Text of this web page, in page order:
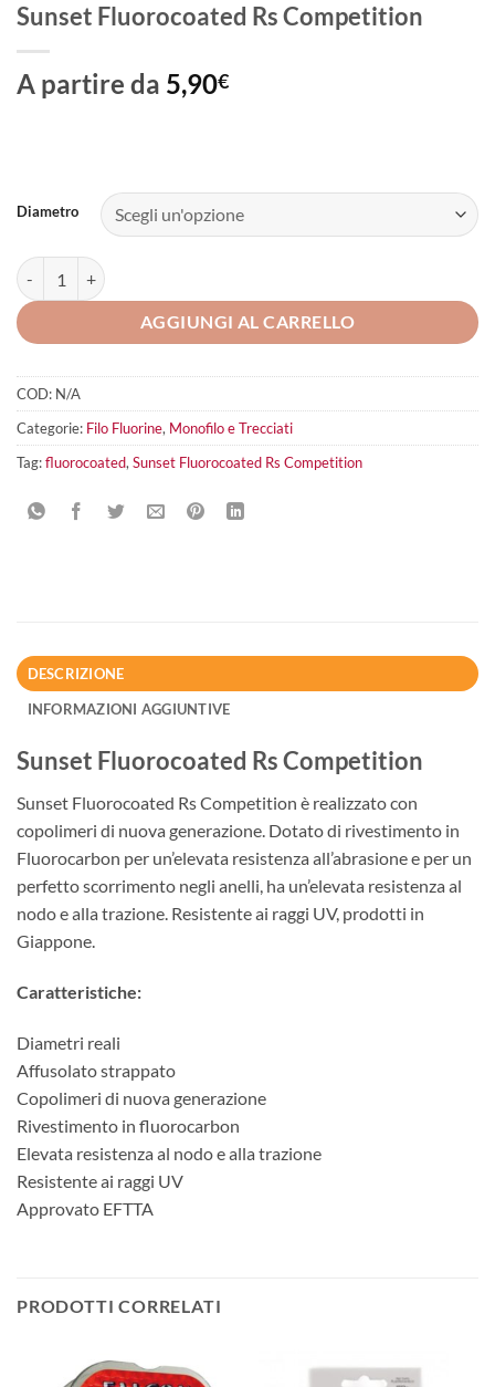
Sunset Fluorocoated Rs Competition
A partire da 5,90€
Diametro
Sunset Fluorocoated Rs Competition quantità
AGGIUNGI AL CARRELLO
COD: N/A
Categorie: Filo Fluorine, Monofilo e Trecciati
Tag:fluorocoated, Sunset Fluorocoated Rs Competition
DESCRIZIONE
INFORMAZIONI AGGIUNTIVE
Sunset Fluorocoated Rs Competition
Sunset Fluorocoated Rs Competition è realizzato con
copolimeri di nuova generazione. Dotato di rivestimento in
Fluorocarbon per un’elevata resistenza all’abrasione e per un
perfetto scorrimento negli anelli, ha un’elevata resistenza al
nodo e alla trazione. Resistente ai raggi UV, prodotti in
Giappone.
Caratteristiche:
Diametri reali
Affusolato strappato
Copolimeri di nuova generazione
Rivestimento in fluorocarbon
Elevata resistenza al nodo e alla trazione
Resistente ai raggi UV
Approvato EFTTA
PRODOTTI CORRELATI